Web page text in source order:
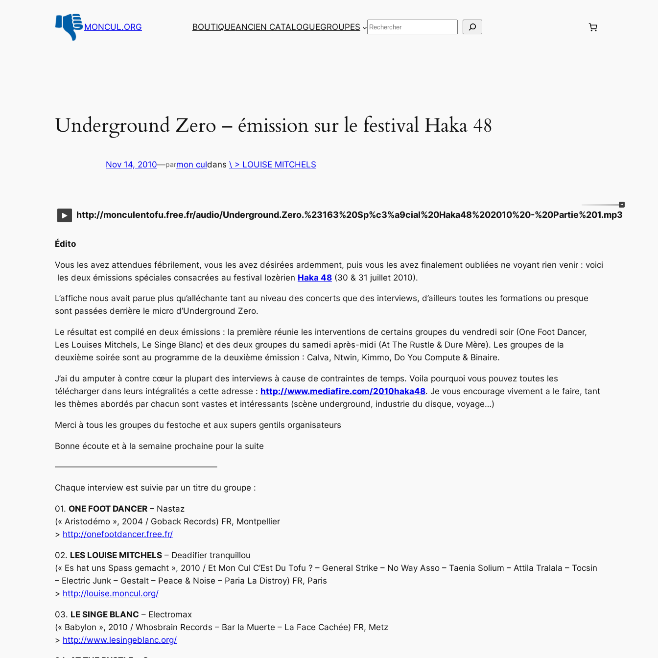
MONCUL.ORG BOUTIQUEANCIEN CATALOGUEGROUPES Rechercher
Underground Zero – émission sur le festival Haka 48
Nov 14, 2010—parmon culdans \ > LOUISE MITCHELS
http://monculentofu.free.fr/audio/Underground.Zero.%23163%20Sp%c3%a9cial%20Haka48%202010%20-%20Partie%201.mp3
Édito
Vous les avez attendues fébrilement, vous les avez désirées ardemment, puis vous les avez finalement oubliées ne voyant rien venir : voici
les deux émissions spéciales consacrées au festival lozèrien Haka 48 (30 & 31 juillet 2010).
L’affiche nous avait parue plus qu’alléchante tant au niveau des concerts que des interviews, d’ailleurs toutes les formations ou presque
sont passées derrière le micro d’Underground Zero.
Le résultat est compilé en deux émissions : la première réunie les interventions de certains groupes du vendredi soir (One Foot Dancer,
Les Louises Mitchels, Le Singe Blanc) et des deux groupes du samedi après-midi (At The Rustle & Dure Mère). Les groupes de la
deuxième soirée sont au programme de la deuxième émission : Calva, Ntwin, Kimmo, Do You Compute & Binaire.
J’ai du amputer à contre cœur la plupart des interviews à cause de contraintes de temps. Voila pourquoi vous pouvez toutes les
télécharger dans leurs intégralités a cette adresse : http://www.mediafire.com/2010haka48. Je vous encourage vivement a le faire, tant
les thèmes abordés par chacun sont vastes et intéressants (scène underground, industrie du disque, voyage…)
Merci à tous les groupes du festoche et aux supers gentils organisateurs
Bonne écoute et à la semaine prochaine pour la suite
———————————————————–
Chaque interview est suivie par un titre du groupe :
01. ONE FOOT DANCER – Nastaz
(« Aristodémo », 2004 / Goback Records) FR, Montpellier
> http://onefootdancer.free.fr/
02. LES LOUISE MITCHELS – Deadifier tranquillou
(« Es hat uns Spass gemacht », 2010 / Et Mon Cul C’Est Du Tofu ? – General Strike – No Way Asso – Taenia Solium – Attila Tralala – Tocsin
– Electric Junk – Gestalt – Peace & Noise – Paria La Distroy) FR, Paris
> http://louise.moncul.org/
03. LE SINGE BLANC – Electromax
(« Babylon », 2010 / Whosbrain Records – Bar la Muerte – La Face Cachée) FR, Metz
> http://www.lesingeblanc.org/